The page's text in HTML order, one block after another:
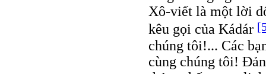
Xô-viết là một lời
kêu gọi của Kádár
chúng tôi!... Các
cùng chúng tôi!